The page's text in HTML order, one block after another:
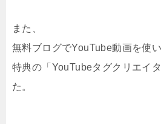
また、
無料ブログでYouTube動画を使
特典の「YouTubeタグクリエイ
た。